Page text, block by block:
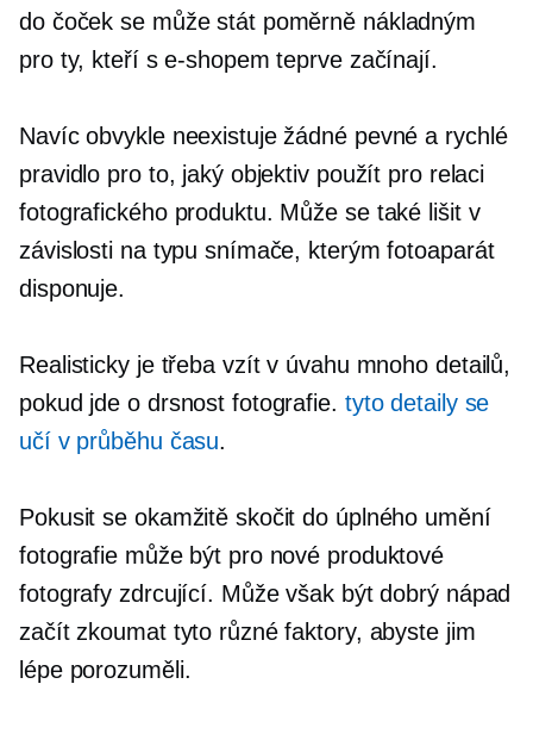
do čoček se může stát poměrně nákladným
pro ty, kteří s e-shopem teprve začínají.
Navíc obvykle neexistuje žádné pevné a rychlé
pravidlo pro to, jaký objektiv použít pro relaci
fotografického produktu. Může se také lišit v
závislosti na typu snímače, kterým fotoaparát
disponuje.
Realisticky je třeba vzít v úvahu mnoho detailů,
pokud jde o drsnost fotografie. tyto detaily se
učí v průběhu času.
Pokusit se okamžitě skočit do úplného umění
fotografie může být pro nové produktové
fotografy zdrcující. Může však být dobrý nápad
začít zkoumat tyto různé faktory, abyste jim
lépe porozuměli.